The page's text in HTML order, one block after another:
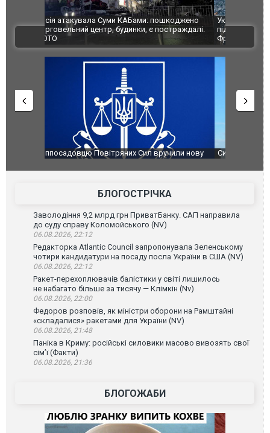
Українські надзвичайники врятували козуленя
під час ліквідації масштабної лісової пожежі у
Франції
СБУ за
Болгарії
ВІДЕО
Сили оборони уразили Ярославський НПЗ:
атаку. ВІДЕО
Неймар
БЛОГОСТРІЧКА
Заволодіння 9,2 млрд грн ПриватБанку. САП направила
до суду справу Коломойського (NV)
06.08.2026, 22:12
Редакторка Atlantic Council запропонувала Зеленському
чотири кандидатури на посаду посла України в США (NV)
06.08.2026, 22:12
Ракет-перехоплювачів балістики у світі лишилось
не набагато більше за тисячу — Клімкін (Nv)
06.08.2026, 22:00
Федоров розповів, як міністри оборони на Рамштайні
«складалися» ракетами для України (NV)
06.08.2026, 21:48
Паніка в Криму: російські силовики масово вивозять свої
сім’ї (Факти)
06.08.2026, 21:36
БЛОГОЖАБИ